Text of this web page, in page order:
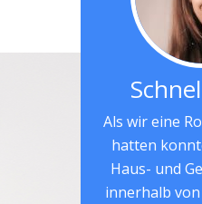
Als wir eine
hatten
Haus- und
innerhalb